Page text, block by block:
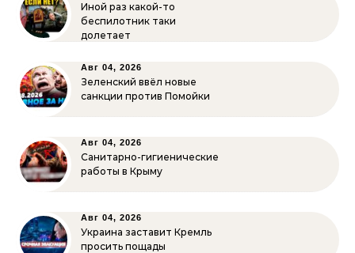
Иной раз какой-то
беспилотник таки
долетает
Авг 04, 2026
Зеленский ввёл новые
санкции против Помойки
Авг 04, 2026
Санитарно-гигиенические
работы в Крыму
Авг 04, 2026
Украина заставит Кремль
просить пощады